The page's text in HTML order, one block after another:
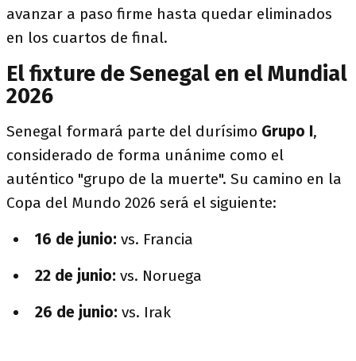
avanzar a paso firme hasta quedar eliminados
en los cuartos de final.
El fixture de Senegal en el Mundial
2026
Senegal formará parte del durísimo Grupo I,
considerado de forma unánime como el
auténtico "grupo de la muerte". Su camino en la
Copa del Mundo 2026 será el siguiente:
16 de junio: vs. Francia
22 de junio: vs. Noruega
26 de junio: vs. Irak